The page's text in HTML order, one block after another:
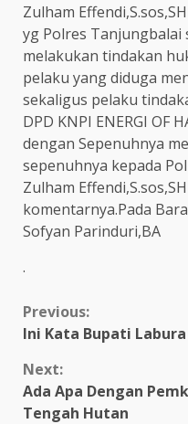
Zulham
yg Polres Tanjungbalai
melakukan tindakan
pelaku yang diduga
sekaligus pelaku
DPD KNPI ENERGI OF
dengan Sepenuhnya
sepenuhnya kepada
Zulham
komentarnya.Pada
Sofyan Parinduri,BA
.
Continue
Reading
Previous:
Ini Kata Bupati
Next:
Ada Apa Dengan
Tengah Hutan